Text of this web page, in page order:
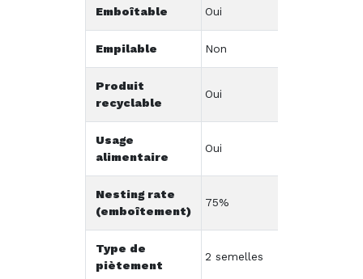
Emboîtable Oui
Empilable Non
Produit
recyclable
Oui
Usage
alimentaire
Oui
Nesting rate
(emboîtement)
75%
Type de
piètement
2 semelles